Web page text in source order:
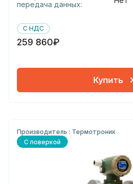
передача данных:
С НДС
259 860₽
Купить
Производитель : Термотроник
С поверкой